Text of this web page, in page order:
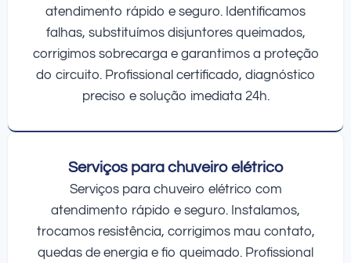
atendimento rápido e seguro. Identificamos
falhas, substituímos disjuntores queimados,
corrigimos sobrecarga e garantimos a proteção
do circuito. Profissional certificado, diagnóstico
preciso e solução imediata 24h.
Serviços para chuveiro elétrico
Serviços para chuveiro elétrico com
atendimento rápido e seguro. Instalamos,
trocamos resistência, corrigimos mau contato,
quedas de energia e fio queimado. Profissional